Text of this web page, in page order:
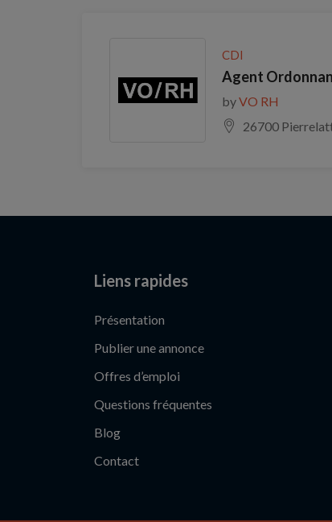
CDI
Agent
byVO RH
26700
Liens rapides
Présentation
Publier une annonce
Offres d’emploi
Questions fréquentes
Blog
Contact